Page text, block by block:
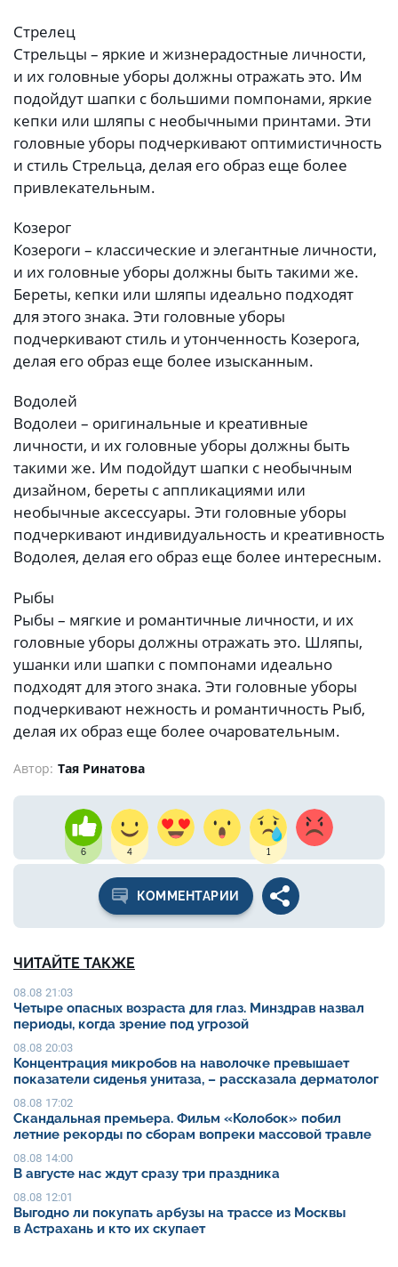
Стрелец
Стрельцы – яркие и жизнерадостные личности,
и их головные уборы должны отражать это. Им
подойдут шапки с большими помпонами, яркие
кепки или шляпы с необычными принтами. Эти
головные уборы подчеркивают оптимистичность
и стиль Стрельца, делая его образ еще более
привлекательным.
Козерог
Козероги – классические и элегантные личности,
и их головные уборы должны быть такими же.
Береты, кепки или шляпы идеально подходят
для этого знака. Эти головные уборы
подчеркивают стиль и утонченность Козерога,
делая его образ еще более изысканным.
Водолей
Водолеи – оригинальные и креативные
личности, и их головные уборы должны быть
такими же. Им подойдут шапки с необычным
дизайном, береты с аппликациями или
необычные аксессуары. Эти головные уборы
подчеркивают индивидуальность и креативность
Водолея, делая его образ еще более интересным.
Рыбы
Рыбы – мягкие и романтичные личности, и их
головные уборы должны отражать это. Шляпы,
ушанки или шапки с помпонами идеально
подходят для этого знака. Эти головные уборы
подчеркивают нежность и романтичность Рыб,
делая их образ еще более очаровательным.
Автор: Тая Ринатова
6 4 1
КОММЕНТАРИИ
ЧИТАЙТЕ ТАКЖЕ
08.08 21:03
Четыре опасных возраста для глаз. Минздрав назвал
периоды, когда зрение под угрозой
08.08 20:03
Концентрация микробов на наволочке превышает
показатели сиденья унитаза, – рассказала дерматолог
08.08 17:02
Скандальная премьера. Фильм «Колобок» побил
летние рекорды по сборам вопреки массовой травле
08.08 14:00
В августе нас ждут сразу три праздника
08.08 12:01
Выгодно ли покупать арбузы на трассе из Москвы
в Астрахань и кто их скупает